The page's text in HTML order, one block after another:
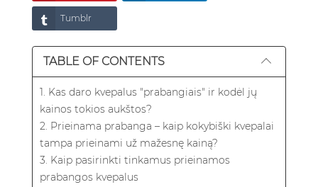
Tumblr
TABLE OF CONTENTS
1. Kas daro kvepalus "prabangiais" ir kodėl jų
kainos tokios aukštos?
2. Prieinama prabanga – kaip kokybiški kvepalai
tampa prieinami už mažesnę kainą?
3. Kaip pasirinkti tinkamus prieinamos
prabangos kvepalus